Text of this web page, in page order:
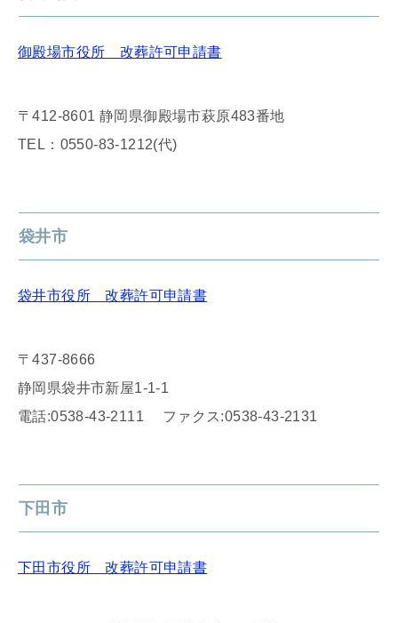
御殿場市役所 改葬許可申請書
〒412-8601 静岡県御殿場市萩原483番地
TEL：0550-83-1212(代)
袋井市
袋井市役所 改葬許可申請書
〒437-8666
静岡県袋井市新屋1-1-1
電話:0538-43-2111 ファクス:0538-43-2131
下田市
下田市役所 改葬許可申請書